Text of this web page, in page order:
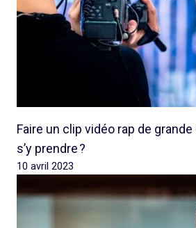
Faire un clip vidéo rap de
s’y prendre ?
10 avril 2023